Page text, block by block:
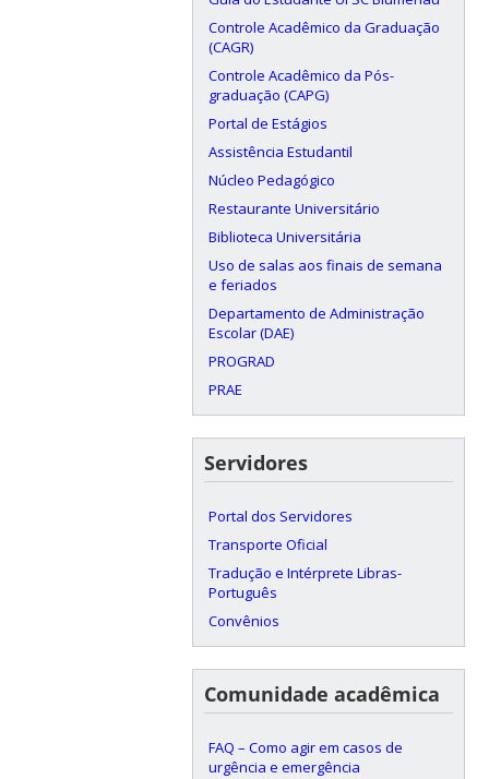
Controle Acadêmico da Graduação
(CAGR)
Controle Acadêmico da Pós-
graduação (CAPG)
Portal de Estágios
Assistência Estudantil
Núcleo Pedagógico
Restaurante Universitário
Biblioteca Universitária
Uso de salas aos finais de semana
e feriados
Departamento de Administração
Escolar (DAE)
PROGRAD
PRAE
Servidores
Portal dos Servidores
Transporte Oficial
Tradução e Intérprete Libras-
Português
Convênios
Comunidade acadêmica
FAQ – Como agir em casos de
urgência e emergência